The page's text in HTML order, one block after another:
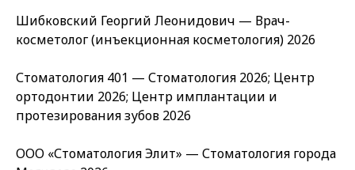
Шибковский Георгий Леонидович — Врач-
косметолог (инъекционная косметология) 2026
Стоматология 401 — Стоматология 2026; Центр
ортодонтии 2026; Центр имплантации и
протезирования зубов 2026
ООО «Стоматология Элит» — Стоматология города